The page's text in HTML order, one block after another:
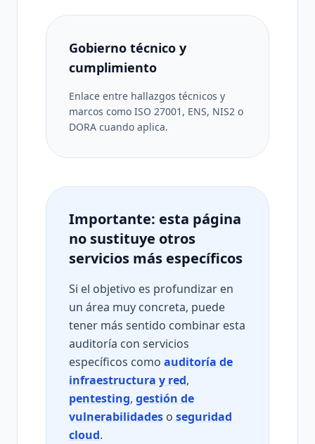
Gobierno técnico y
cumplimiento
Enlace entre hallazgos técnicos y
marcos como ISO 27001, ENS, NIS2 o
DORA cuando aplica.
Importante: esta página
no sustituye otros
servicios más específicos
Si el objetivo es profundizar en
un área muy concreta, puede
tener más sentido combinar esta
auditoría con servicios
específicos como auditoría de
infraestructura y red,
pentesting, gestión de
vulnerabilidades o seguridad
cloud.